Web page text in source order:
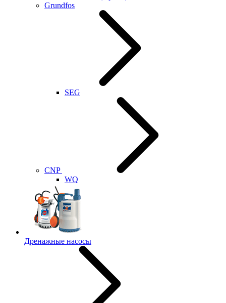
Grundfos
SEG
CNP
WQ
Дренажные насосы